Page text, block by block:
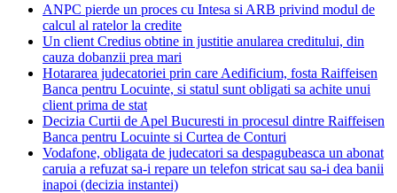
ANPC pierde un proces cu Intesa si ARB privind modul de
calcul al ratelor la credite
Un client Credius obtine in justitie anularea creditului, din
cauza dobanzii prea mari
Hotararea judecatoriei prin care Aedificium, fosta Raiffeisen
Banca pentru Locuinte, si statul sunt obligati sa achite unui
client prima de stat
Decizia Curtii de Apel Bucuresti in procesul dintre Raiffeisen
Banca pentru Locuinte si Curtea de Conturi
Vodafone, obligata de judecatori sa despagubeasca un abonat
caruia a refuzat sa-i repare un telefon stricat sau sa-i dea banii
inapoi (decizia instantei)